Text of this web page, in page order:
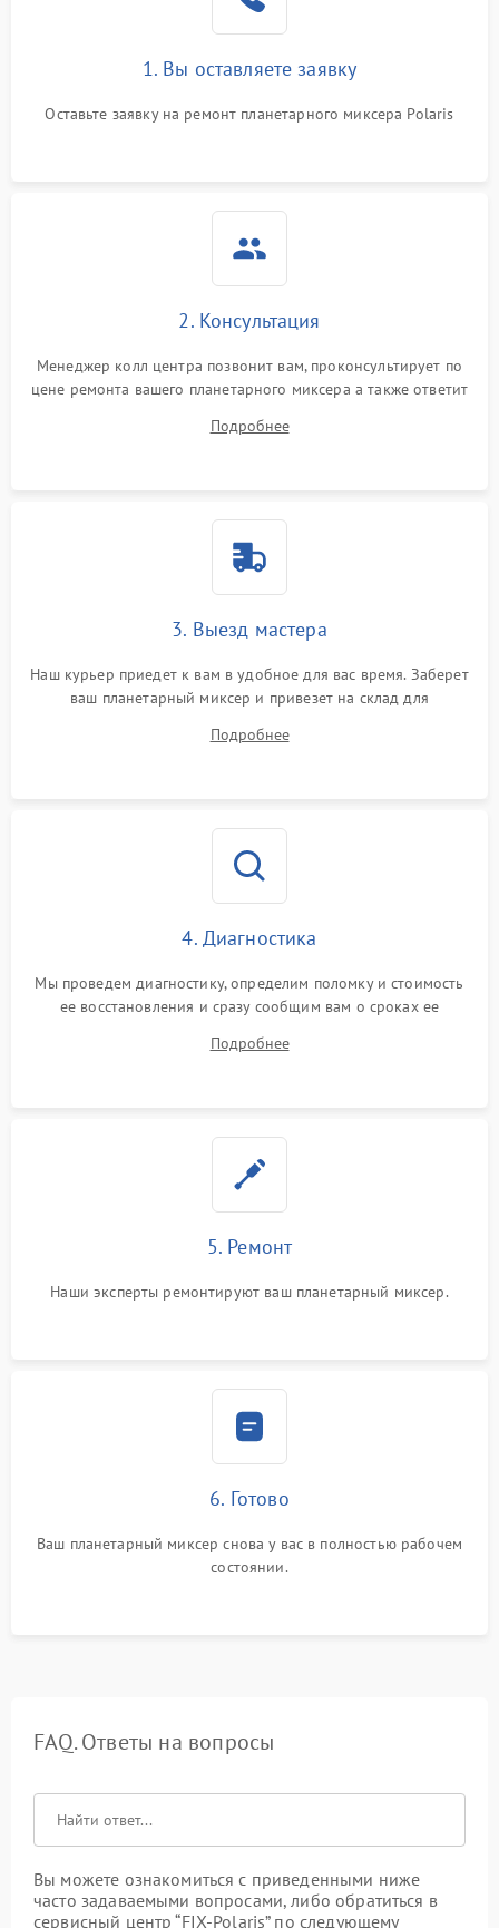
1. Вы оставляете заявку
Оставьте заявку на ремонт планетарного миксера Polaris
2. Консультация
Менеджер колл центра позвонит вам, проконсультирует по
цене ремонта вашего планетарного миксера а также ответит
Подробнее
3. Выезд мастера
Наш курьер приедет к вам в удобное для вас время. Заберет
ваш планетарный миксер и привезет на склад для
Подробнее
4. Диагностика
Мы проведем диагностику, определим поломку и стоимость
ее восстановления и сразу сообщим вам о сроках ее
Подробнее
5. Ремонт
Наши эксперты ремонтируют ваш планетарный миксер.
6. Готово
Ваш планетарный миксер снова у вас в полностью рабочем
состоянии.
FAQ. Ответы на вопросы
Вы можете ознакомиться с приведенными ниже
часто задаваемыми вопросами, либо обратиться в
сервисный центр “FIX-Polaris” по следующему